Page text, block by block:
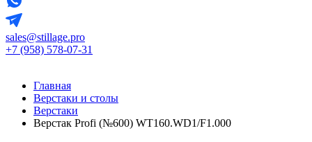
sales@stillage.pro
+7 (958) 578-07-31
Главная
Верстаки и столы
Верстаки
Верстак Profi (№600) WT160.WD1/F1.000